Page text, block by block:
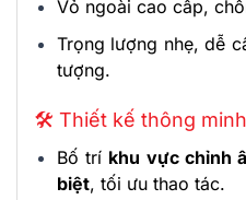
Vỏ ngoài cao cấp,
Trọng lượng nhẹ, dễ
tượng.
🛠 Thiết kế thông
Bố trí khu vực chỉnh
biệt, tối ưu thao tác.